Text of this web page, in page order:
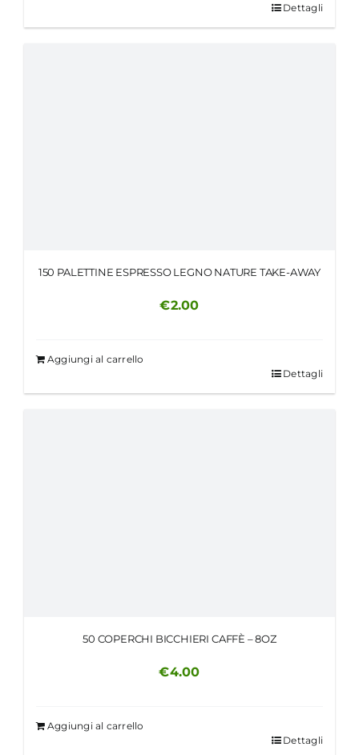
Dettagli
150 PALETTINE ESPRESSO LEGNO NATURE TAKE-AWAY
€2.00
Aggiungi al carrello
Dettagli
50 COPERCHI BICCHIERI CAFFÈ – 8OZ
€4.00
Aggiungi al carrello
Dettagli